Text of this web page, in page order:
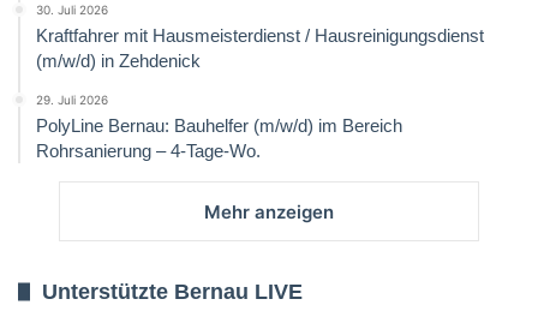
30. Juli 2026
Kraftfahrer mit Hausmeisterdienst / Hausreinigungsdienst
(m/w/d) in Zehdenick
29. Juli 2026
PolyLine Bernau: Bauhelfer (m/w/d) im Bereich
Rohrsanierung – 4-Tage-Wo.
Mehr anzeigen
Unterstützte Bernau LIVE